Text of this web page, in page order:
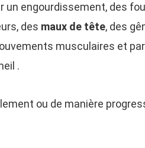
un engourdissement, des
des maux de tête, des
musculaires et
.
ou de manière